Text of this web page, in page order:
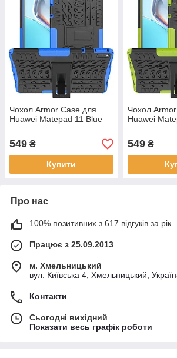
Чохол Armor Case для
Huawei Matepad 11 Blue
549 ₴
Купити
Чохол
Huawei
549₴
Про нас
100% позитивних з 617 відгуків за рік
Працює з 25.09.2013
м. Хмельницький
вул. Київська 4, Хмельницький,
Контакти
Сьогодні вихідний
Показати весь графік роботи